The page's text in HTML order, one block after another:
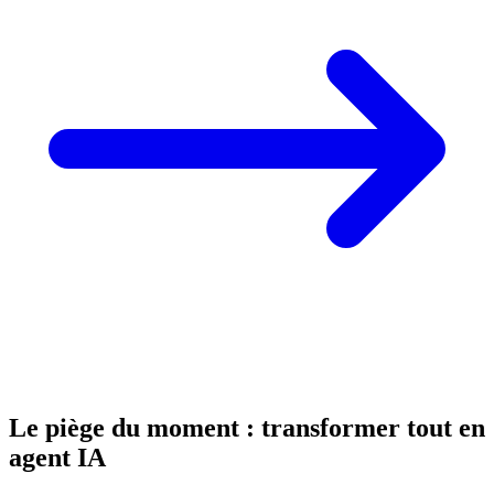
Le piège du moment : transformer tout en
agent IA